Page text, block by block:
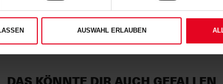
AUSWAHL ERLAUBEN
Artikelnummer: 26-100012
Logistiknummer: EM001902-